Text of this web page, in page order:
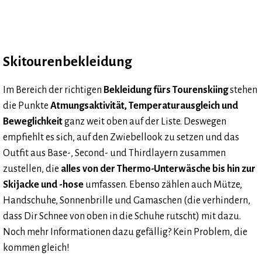
Skitourenbekleidung
Im Bereich der richtigen Bekleidung fürs Tourenskiingstehen
die Punkte Atmungsaktivität, Temperaturausgleich und
Beweglichkeitganz weit oben auf der Liste. Deswegen
empfiehlt es sich, auf den Zwiebellook zu setzen und das
Outfit aus Base-, Second- und Thirdlayern zusammen
zustellen, die alles von der Thermo-Unterwäsche bis hin zur
Skijacke und -hose umfassen. Ebenso zählen auch Mütze,
Handschuhe, Sonnenbrille und Gamaschen (die verhindern,
dass Dir Schnee von oben in die Schuhe rutscht) mit dazu.
Noch mehr Informationen dazu gefällig? Kein Problem, die
kommen gleich!